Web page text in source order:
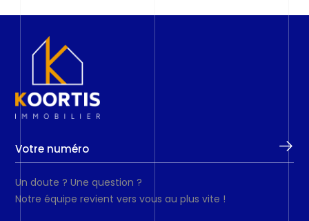
Un doute ? Une question ?
Notre équipe revient vers vous au plus vite !